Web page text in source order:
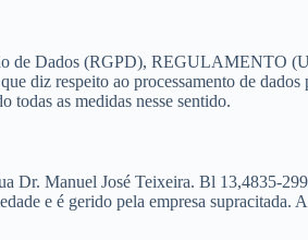
de Dados (RGPD),
diz respeito ao processamento de dados
as medidas nesse sentido.
Dr. Manuel José Teixeira. Bl 13,4835-
e é gerido pela empresa supracitada.